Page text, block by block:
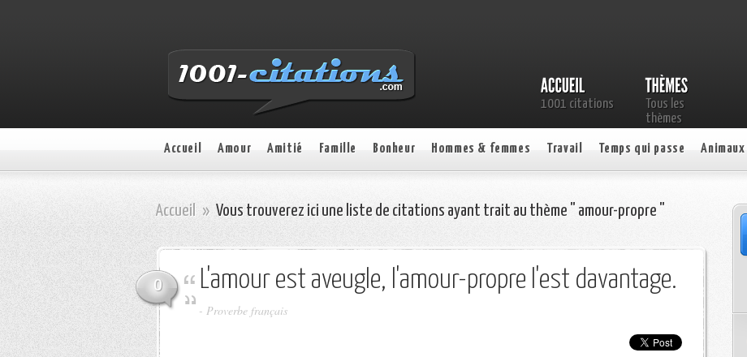
1001 citations
Tous les
thèmes
Accueil Amour Amitié Famille Bonheur Hommes & femmes Travail Temps qui passe Animaux
Accueil » Vous trouverez ici une liste de citations ayant trait au thème " amour-propre "
0 L'amour est aveugle, l'amour-propre l'est davantage.
- Proverbe français